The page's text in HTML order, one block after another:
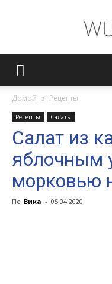
Домой Рецепты
Рецепты Салаты
Салат из
яблочным
морковью
По Вика - 05.04.2020